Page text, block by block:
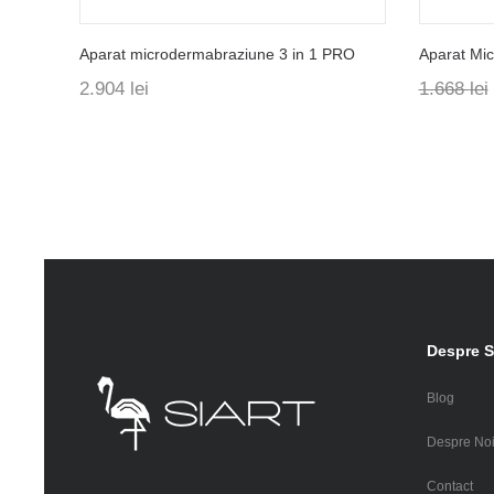
Aparat microdermabraziune 3 in 1 PRO
2.904 lei
Aparat
1.668lei
Despre
Blog
Despre Noi
Contact